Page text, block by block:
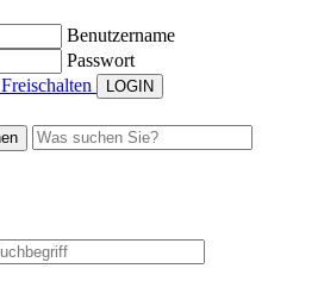
Benutzername
Passwort
Freischalten